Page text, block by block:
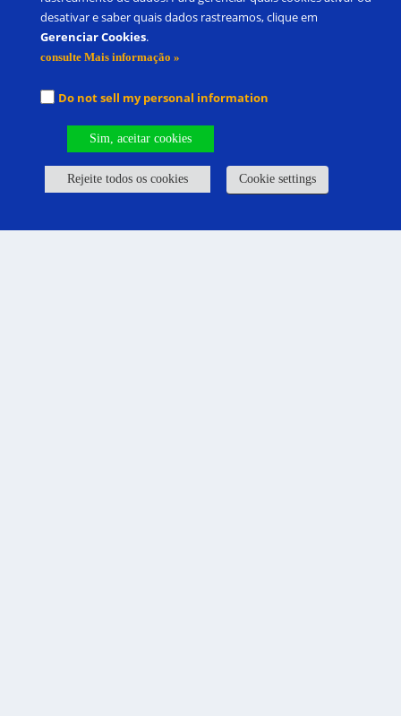
desativar e saber quais dados rastreamos, clique em
Gerenciar Cookies.
consulte Mais informação »
Do not sell my personal information
Sim, aceitar cookies
Rejeite todos os cookies Cookie settings